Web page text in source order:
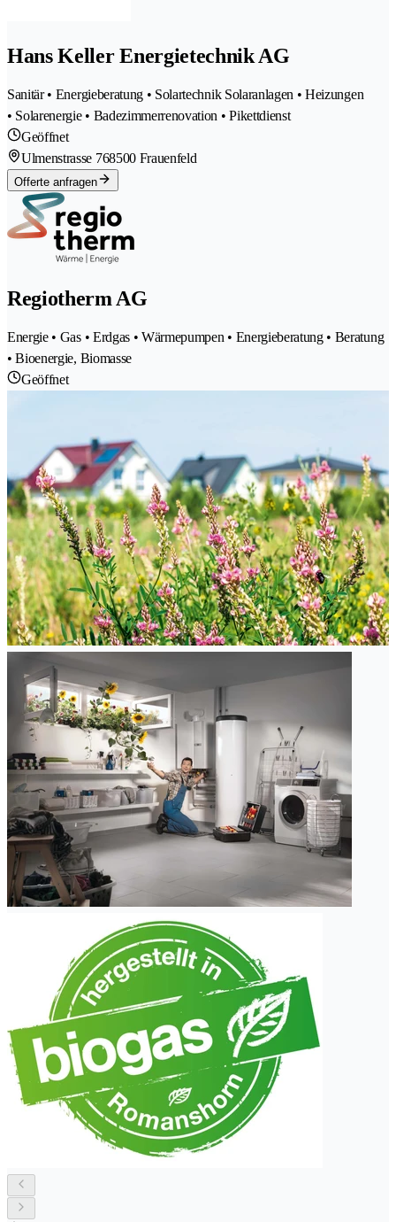
Hans Keller Energietechnik AG
Sanitär • Energieberatung • Solartechnik Solaranlagen • Heizungen
• Solarenergie • Badezimmerrenovation • Pikettdienst
Geöffnet
Ulmenstrasse 768500 Frauenfeld
Offerte anfragen
Regiotherm AG
Energie • Gas • Erdgas • Wärmepumpen • Energieberatung • Beratung
• Bioenergie, Biomasse
Geöffnet